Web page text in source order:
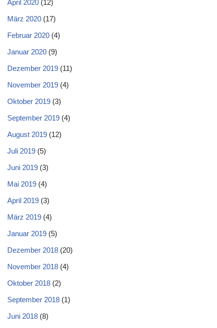
April 2020 (12)
März 2020 (17)
Februar 2020 (4)
Januar 2020 (9)
Dezember 2019 (11)
November 2019 (4)
Oktober 2019 (3)
September 2019 (4)
August 2019 (12)
Juli 2019 (5)
Juni 2019 (3)
Mai 2019 (4)
April 2019 (3)
März 2019 (4)
Januar 2019 (5)
Dezember 2018 (20)
November 2018 (4)
Oktober 2018 (2)
September 2018 (1)
Juni 2018 (8)